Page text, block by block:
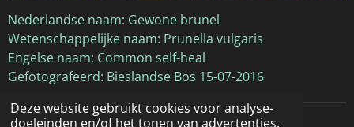
Deze website gebruikt cookies voor analyse-
doeleinden en/of het tonen van advertenties.
Nederlandse naam: Gewone brunel
Wetenschappelijke naam: Prunella vulgaris
Engelse naam: Common self-heal
Gefotografeerd: Bieslandse Bos 15-07-2016